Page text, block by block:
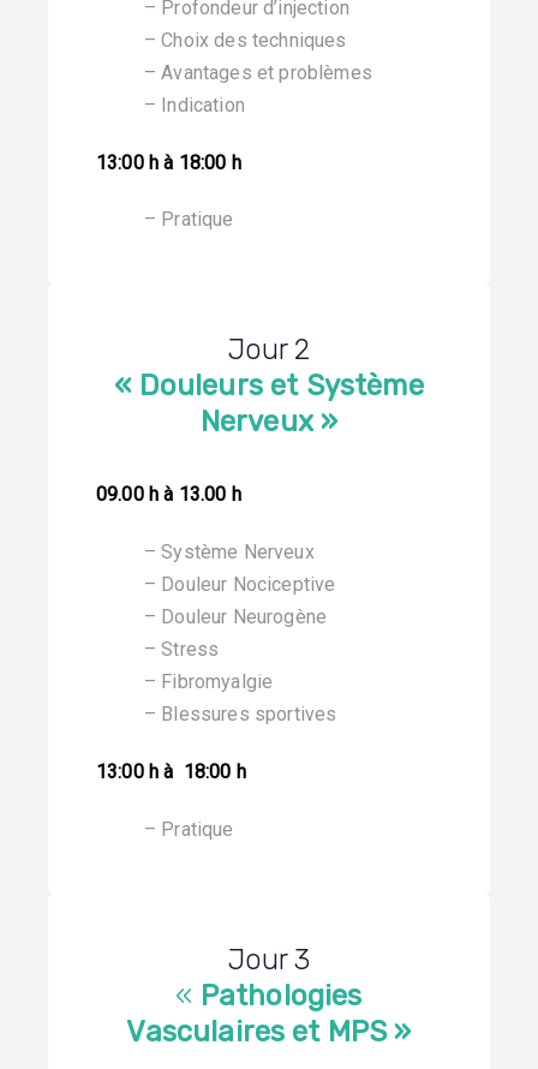
– Profondeur d’injection
– Choix des techniques
– Avantages et problèmes
– Indication
13:00 h à 18:00 h
– Pratique
Jour 2
« Douleurs et Système
Nerveux »
09.00 h à 13.00 h
– Système Nerveux
– Douleur Nociceptive
– Douleur Neurogène
– Stress
– Fibromyalgie
– Blessures sportives
13:00 h à 18:00 h
– Pratique
Jour 3
« Pathologies
Vasculaires et MPS »